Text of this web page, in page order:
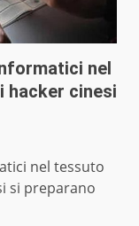
nel
hacker cinesi
nel tessuto
si preparano